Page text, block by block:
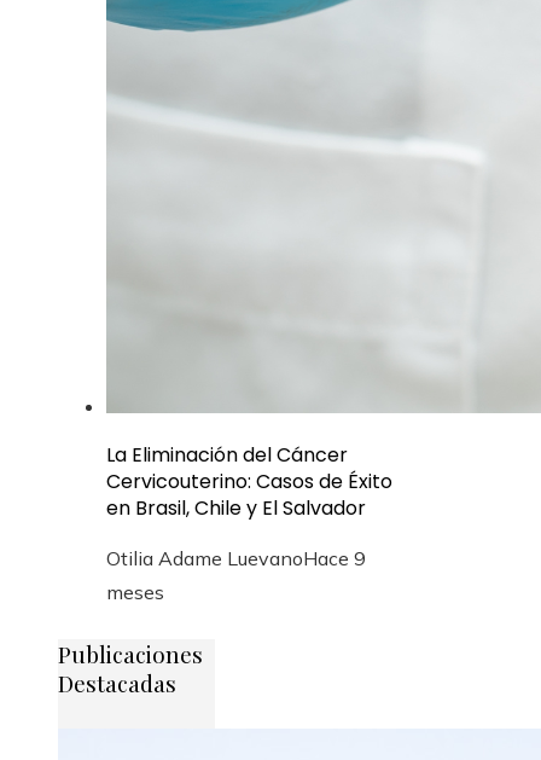
La Eliminación del Cáncer
Cervicouterino: Casos de Éxito
en Brasil, Chile y El Salvador
Otilia Adame LuevanoHace 9
meses
Publicaciones
Destacadas